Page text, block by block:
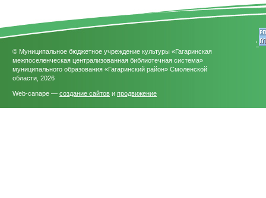
© Муниципальное бюджетное учреждение культуры «Гагаринская
межпоселенческая централизованная библиотечная система»
муниципального образования «Гагаринский район» Смоленской
области, 2026
Web-canape — создание сайтов и продвижение
'